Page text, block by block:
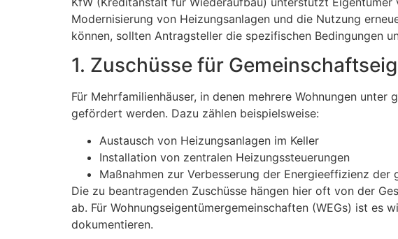
Modernisierung von Heizungsanlagen und die Nutzung
können, sollten Antragsteller die spezifischen Bedingungen
1. Zuschüsse für
Für Mehrfamilienhäuser, in denen mehrere Wohnungen
gefördert werden. Dazu zählen beispielsweise:
Austausch von Heizungsanlagen im Keller
Installation von zentralen Heizungssteuerungen
Maßnahmen zur Verbesserung der Energieeffizienz der
Die zu beantragenden Zuschüsse hängen hier oft von der
ab. Für Wohnungseigentümergemeinschaften (WEGs) ist es
dokumentieren.